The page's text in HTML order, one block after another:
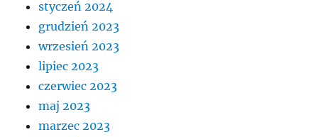
styczeń 2024
grudzień 2023
wrzesień 2023
lipiec 2023
czerwiec 2023
maj 2023
marzec 2023